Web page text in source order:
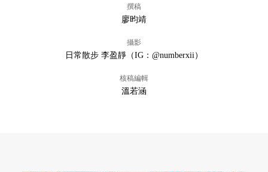
撰稿
廖昀靖
攝影
日常散步 李盈靜（IG：@numberxii）
核稿編輯
溫若涵